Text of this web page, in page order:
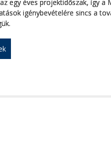
egy éves projektidőszak, így a
igénybevételére sincs a